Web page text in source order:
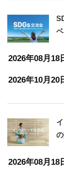
2026年08月
2026年10月
2026年08月